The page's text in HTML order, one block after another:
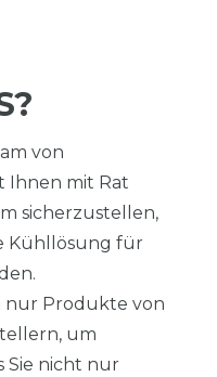
von
Ihnen mit Rat
sicherzustellen,
Kühllösung für
nur Produkte von
um
Sie nicht nur